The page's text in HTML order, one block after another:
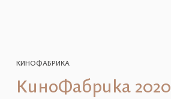
КИНОФАБРИКА
КиноФабрика 2020